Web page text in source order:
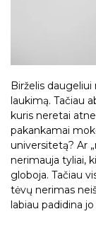
Birželis daugeliui
laukimą. Tačiau
kuris neretai
pakankamai
universitetą? Ar
nerimauja tyliai,
globoja. Tačiau
tėvų nerimas
labiau padidina